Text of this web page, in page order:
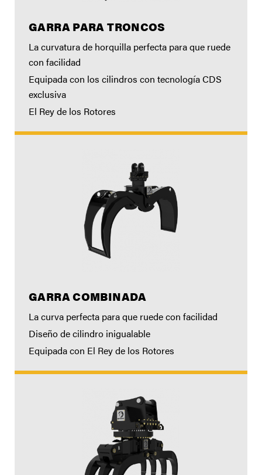
GARRA PARA TRONCOS
La curvatura de horquilla perfecta para que ruede
con facilidad
Equipada con los cilindros con tecnología CDS
exclusiva
El Rey de los Rotores
GARRA COMBINADA
La curva perfecta para que ruede con facilidad
Diseño de cilindro inigualable
Equipada con El Rey de los Rotores